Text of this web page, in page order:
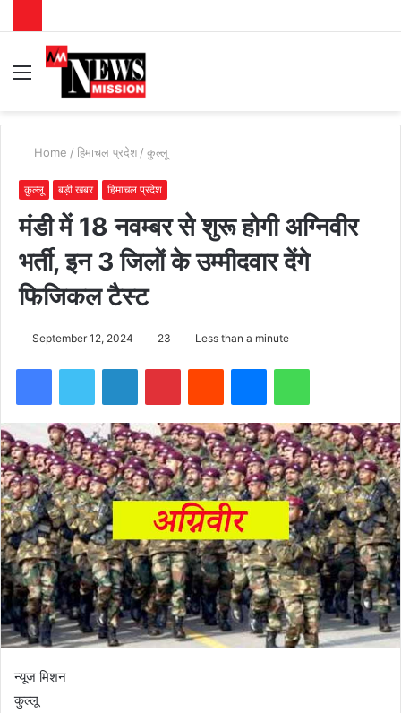
Menu
Home / हिमाचल प्रदेश / कुल्लू
कुल्लू बड़ी खबर हिमाचल प्रदेश
मंडी में 18 नवम्बर से शुरू होगी अग्निवीर
भर्ती, इन 3 जिलों के उम्मीदवार देंगे
फिजिकल टैस्ट
September 12, 2024 23 Less than a minute
न्यूज मिशन
कुल्लू